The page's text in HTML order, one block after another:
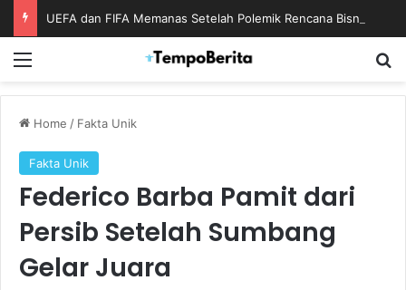
Home / Fakta Unik
Fakta Unik
Federico Barba Pamit dari
Persib Setelah Sumbang
Gelar Juara